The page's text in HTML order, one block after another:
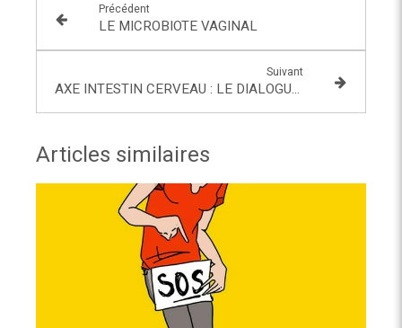
Précédent
LE MICROBIOTE VAGINAL
Suivant
AXE INTESTIN CERVEAU : LE DIALOGUE SECRET QUI FACONNE NOTRE BIEN-ÊTRE
Articles similaires